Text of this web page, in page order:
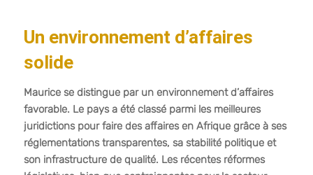
Un environnement d’affaires
solide
Maurice se distingue par un environnement d’affaires
favorable. Le pays a été classé parmi les meilleures
juridictions pour faire des affaires en Afrique grâce à ses
réglementations transparentes, sa stabilité politique et
son infrastructure de qualité. Les récentes réformes